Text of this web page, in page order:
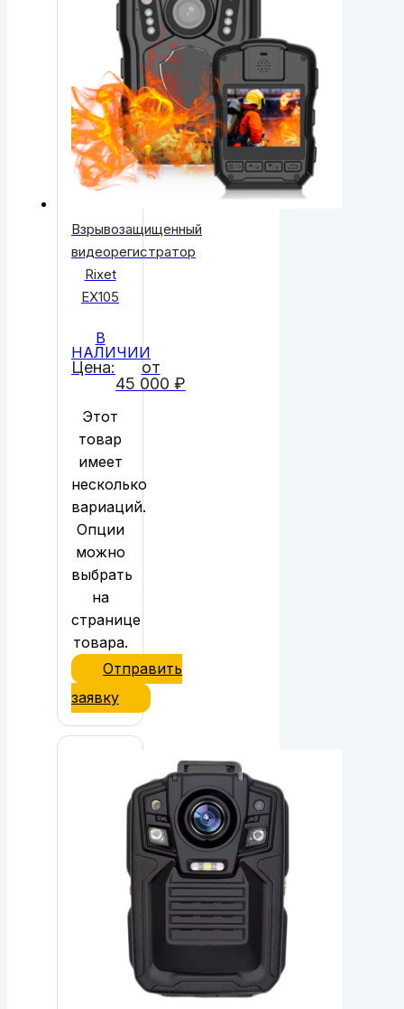
Цена:
от
45 000 ₽
Взрывозащищенный
видеорегистратор
Rixet
EХ105
В
НАЛИЧИИ
Этот
товар
имеет
несколько
вариаций.
Опции
можно
выбрать
на
странице
товара.
Отправить
заявку